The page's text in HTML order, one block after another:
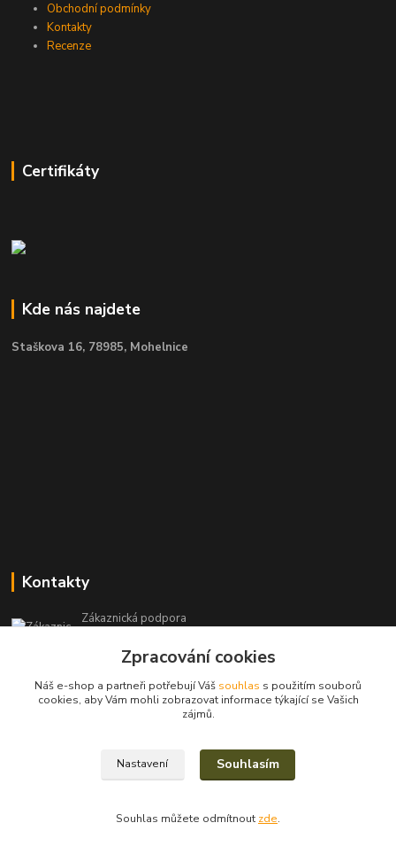
Obchodní podmínky
Kontakty
Recenze
Certifikáty
Kde nás najdete
Staškova 16, 78985, Mohelnice
Kontakty
Zákaznická podpora
(Po-Pá, 8-15 hod.)
filcshop@seznam.cz
2023/2025© Eva Nevrlá
Zpracování cookies
Náš e-shop a partneři potřebují Váš souhlas s použitím souborů
cookies, aby Vám mohli zobrazovat informace týkající se Vašich
zájmů.
Nastavení Souhlasím
Souhlas můžete odmítnout zde.